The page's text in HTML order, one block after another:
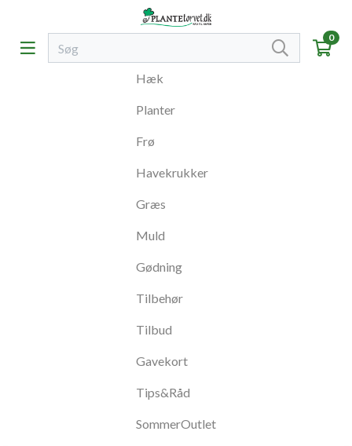
0
Hæk
Planter
Frø
Havekrukker
Græs
Muld
Gødning
Tilbehør
Tilbud
Gavekort
Tips&Råd
SommerOutlet